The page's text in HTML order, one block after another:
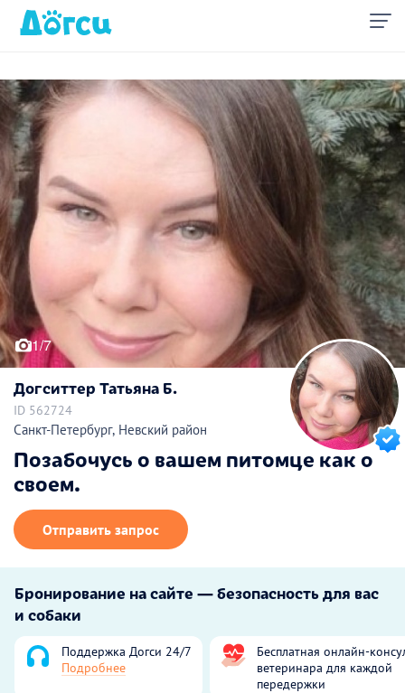
1/7
Догситтер Татьяна Б.
ID 562724
Санкт-Петербург, Невский район
Позабочусь о вашем питомце как о
своем.
Отправить запрос
Бронирование на сайте — безопасность для вас
и собаки
Поддержка Догси 24/7
Подробнее
Бесплатная онлайн-
ветеринара для каждой
передержки